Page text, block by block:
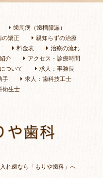
歯周病（歯槽膿漏）
の矯正
親知らずの治療
料金表
治療の流れ
介
アクセス・診療時間
ついて
求人：事務長
手
求人：歯科技工士
衛生士
れ歯なら「もりや歯科」へ